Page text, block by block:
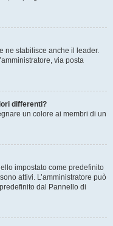
ne stabilisce anche il leader.
via posta
differenti?
un colore ai membri di un
impostato come predefinito
attivi. L’amministratore può
dal Pannello di